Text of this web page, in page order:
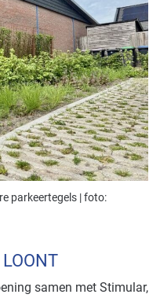
parkeertegels | foto:
samen met Stimular,